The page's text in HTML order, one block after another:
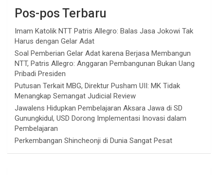
Pos-pos Terbaru
Imam Katolik NTT Patris Allegro: Balas Jasa Jokowi Tak
Harus dengan Gelar Adat
Soal Pemberian Gelar Adat karena Berjasa Membangun
NTT, Patris Allegro: Anggaran Pembangunan Bukan Uang
Pribadi Presiden
Putusan Terkait MBG, Direktur Pusham UII: MK Tidak
Menangkap Semangat Judicial Review
Jawalens Hidupkan Pembelajaran Aksara Jawa di SD
Gunungkidul, USD Dorong Implementasi Inovasi dalam
Pembelajaran
Perkembangan Shincheonji di Dunia Sangat Pesat